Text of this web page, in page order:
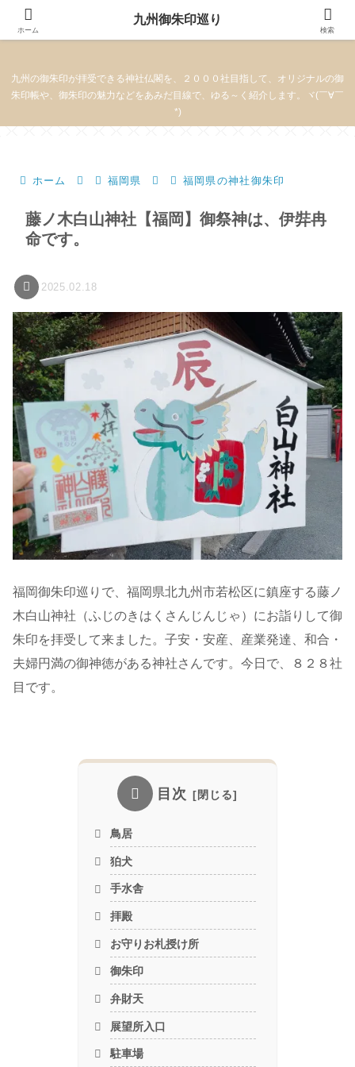
九州御朱印巡り
九州の御朱印が拝受できる神社仏閣を、２０００社目指して、オリジナルの御
朱印帳や、御朱印の魅力などをあみだ目線で、ゆる～く紹介します。ヾ(￣∀￣
*)
ホーム 福岡県 福岡県の神社御朱印
藤ノ木白山神社【福岡】御祭神は、伊弉冉
命です。
2025.02.18
福岡御朱印巡りで、福岡県北九州市若松区に鎮座する藤ノ
木白山神社（ふじのきはくさんじんじゃ）にお詣りして御
朱印を拝受して来ました。子安・安産、産業発達、和合・
夫婦円満の御神徳がある神社さんです。今日で、８２８社
目です。
目次
鳥居
狛犬
手水舎
拝殿
お守りお札授け所
御朱印
弁財天
展望所入口
駐車場
ホーム
九州御朱印巡り
検索